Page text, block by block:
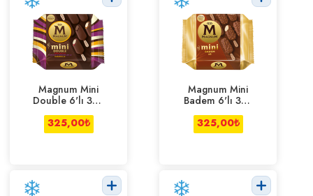
Magnum Mini
Double 6'lı 360
ml
325,00₺
Magnum Mini
Badem 6'lı 345
ml
325,00₺